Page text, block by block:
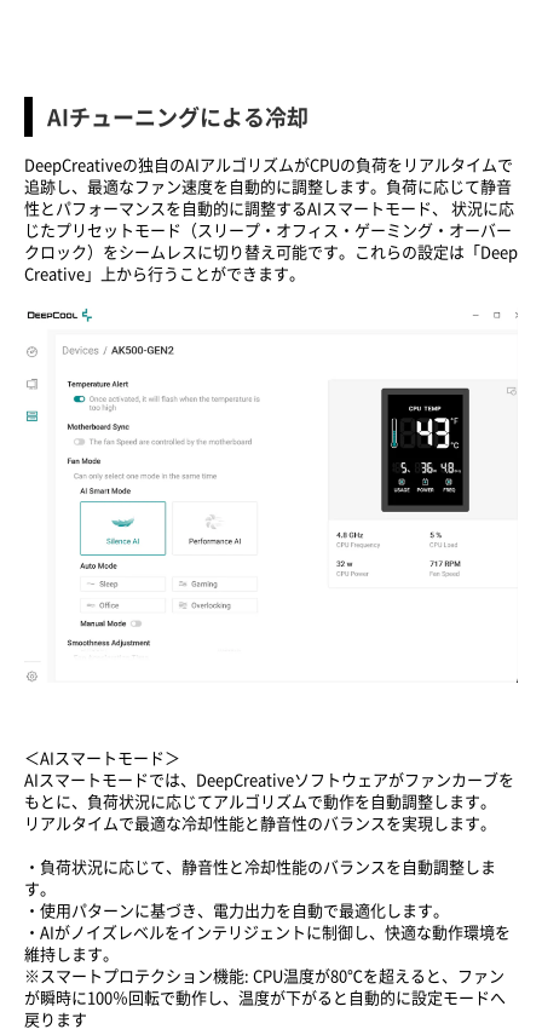
AIチューニングによる冷却
DeepCreativeの独自のAIアルゴリズムがCPUの負荷をリアルタイムで
追跡し、最適なファン速度を自動的に調整します。負荷に応じて静音
性とパフォーマンスを自動的に調整するAIスマートモード、 状況に応
じたプリセットモード（スリープ・オフィス・ゲーミング・オーバー
クロック）をシームレスに切り替え可能です。これらの設定は「Deep
Creative」上から行うことができます。
＜AIスマートモード＞
AIスマートモードでは、DeepCreativeソフトウェアがファンカーブを
もとに、負荷状況に応じてアルゴリズムで動作を自動調整します。
リアルタイムで最適な冷却性能と静音性のバランスを実現します。
・負荷状況に応じて、静音性と冷却性能のバランスを自動調整しま
す。
・使用パターンに基づき、電力出力を自動で最適化します。
・AIがノイズレベルをインテリジェントに制御し、快適な動作環境を
維持します。
※スマートプロテクション機能: CPU温度が80℃を超えると、ファン
が瞬時に100％回転で動作し、温度が下がると自動的に設定モードへ
戻ります